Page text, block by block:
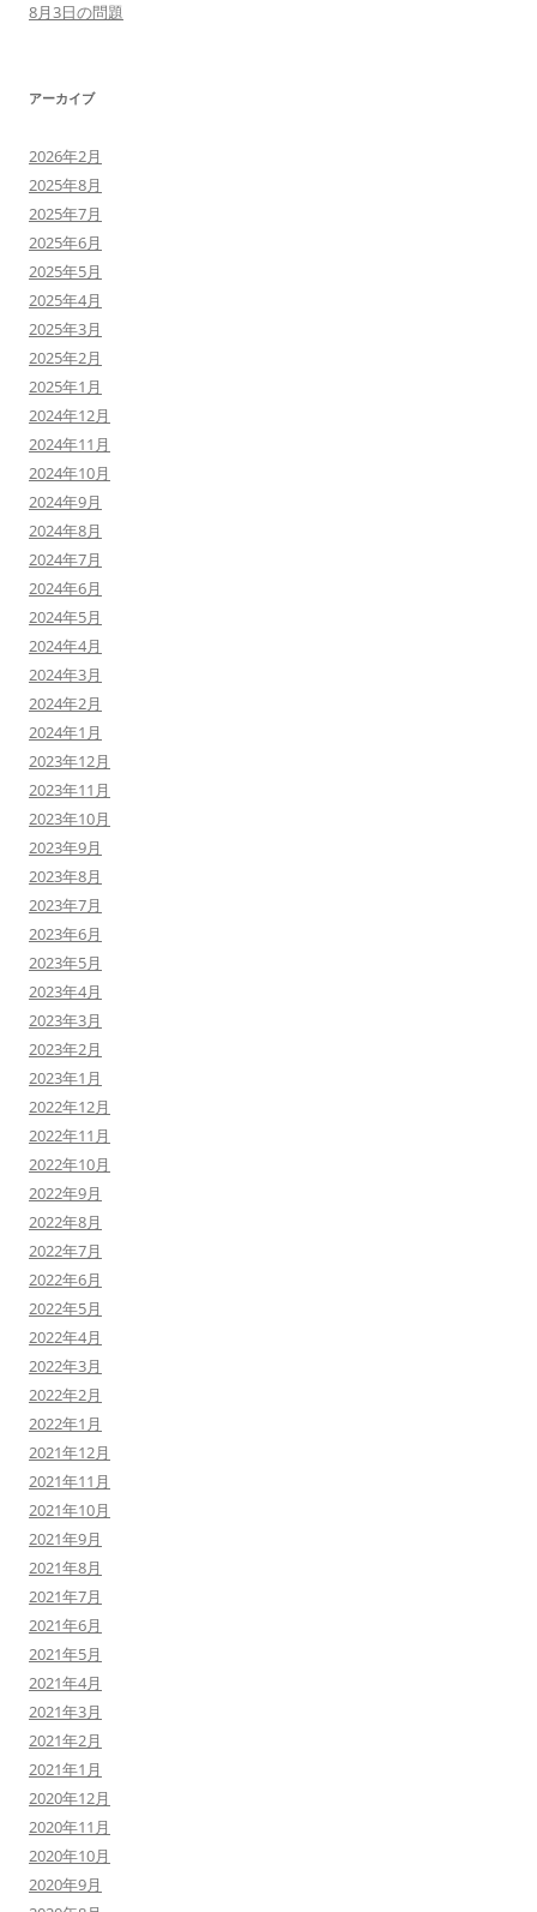
8月3日の問題
アーカイブ
2026年2月
2025年8月
2025年7月
2025年6月
2025年5月
2025年4月
2025年3月
2025年2月
2025年1月
2024年12月
2024年11月
2024年10月
2024年9月
2024年8月
2024年7月
2024年6月
2024年5月
2024年4月
2024年3月
2024年2月
2024年1月
2023年12月
2023年11月
2023年10月
2023年9月
2023年8月
2023年7月
2023年6月
2023年5月
2023年4月
2023年3月
2023年2月
2023年1月
2022年12月
2022年11月
2022年10月
2022年9月
2022年8月
2022年7月
2022年6月
2022年5月
2022年4月
2022年3月
2022年2月
2022年1月
2021年12月
2021年11月
2021年10月
2021年9月
2021年8月
2021年7月
2021年6月
2021年5月
2021年4月
2021年3月
2021年2月
2021年1月
2020年12月
2020年11月
2020年10月
2020年9月